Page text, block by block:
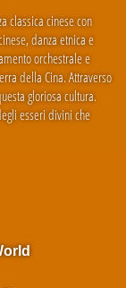
classica cinese con
danza etnica e
orchestrale e
della Cina. Attraverso
gloriosa cultura.
esseri divini che